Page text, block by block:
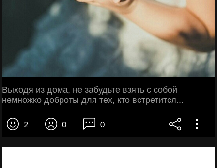
Выходя из дома, не забудьте взять с собой
немножко доброты для тех, кто встретится...
2 0 0